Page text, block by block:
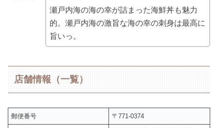
瀬戸内海の海の幸が詰まった海鮮丼も魅力
的。瀬戸内海の激旨な海の幸の刺身は最高に
旨いっ。
店舗情報（一覧）
郵便番号 〒771-0374